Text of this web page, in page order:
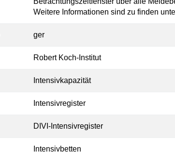
Weitere Informationen sind zu finden
ger
Robert Koch-Institut
Intensivkapazität
Intensivregister
DIVI-Intensivregister
Intensivbetten